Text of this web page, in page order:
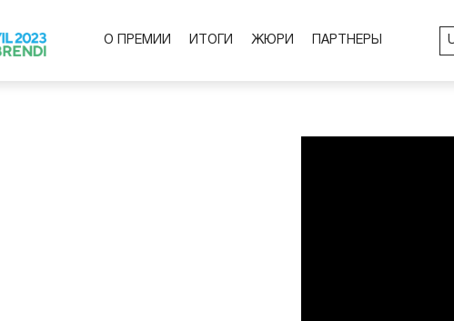
О ПРЕМИИ ИТОГИ ЖЮРИ ПАРТНЕРЫ